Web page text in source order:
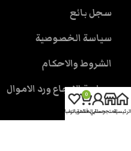
سجل بائع
سياسة الخصوصية
الشروط والاحكام
سياسة الارجاع ورد الاموال
الرئيسيةالمتجرحسابي
0
سلة المشتريات
قائمة الرغبات